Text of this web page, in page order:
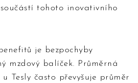
tohoto inovativního
je bezpochyby
mzdový balíček. Průměrná
Tesly často převyšuje průměr